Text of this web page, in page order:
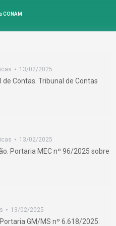
CONAM
13/02/2025
Contas. Tribunal de Contas
13/02/2025
Portaria MEC nº 96/2025 sobre
13/02/2025
GM/MS nº 6.618/2025: